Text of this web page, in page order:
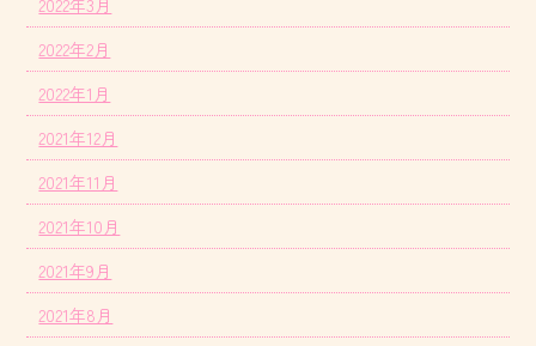
2022年3月
2022年2月
2022年1月
2021年12月
2021年11月
2021年10月
2021年9月
2021年8月